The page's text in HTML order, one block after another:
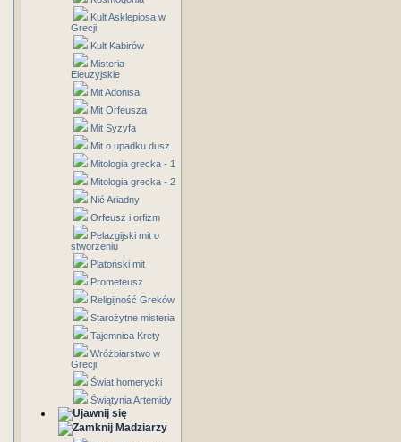
Kult Asklepiosa w
Grecji
Kult Kabirów
Misteria
Eleuzyjskie
Mit Adonisa
Mit Orfeusza
Mit Syzyfa
Mit o upadku dusz
Mitologia grecka - 1
Mitologia grecka - 2
Nić Ariadny
Orfeusz i orfizm
Pelazgijski mit o
stworzeniu
Platoński mit
Prometeusz
Religijność Greków
Starożytne misteria
Tajemnica Krety
Wróżbiarstwo w
Grecji
Świat homerycki
Świątynia Artemidy
Madziarzy